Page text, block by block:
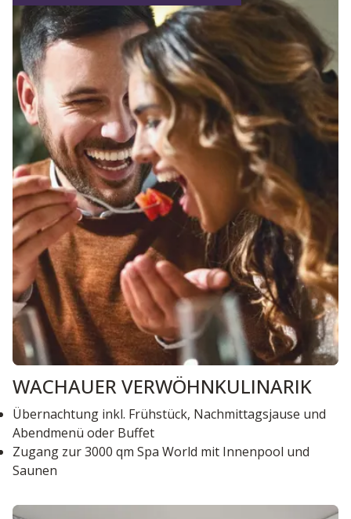
WACHAUER VERWÖHNKULINARIK
Übernachtung inkl. Frühstück, Nachmittagsjause und
Abendmenü oder Buffet
Zugang zur 3000 qm Spa World mit Innenpool und
Saunen